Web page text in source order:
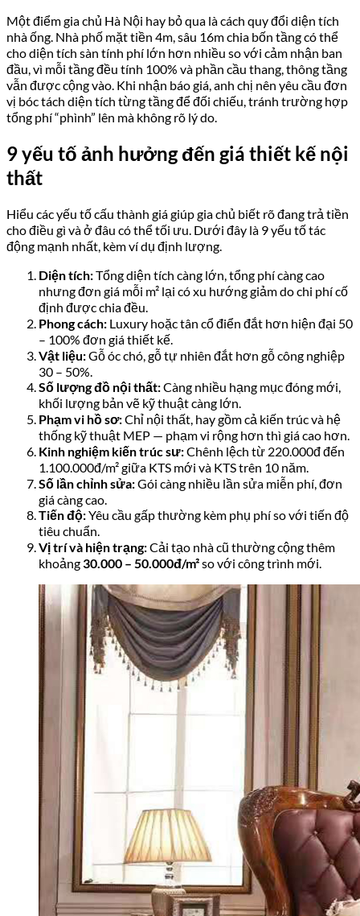
Một điểm gia chủ Hà Nội hay bỏ qua là cách quy đổi diện tích
nhà ống. Nhà phố mặt tiền 4m, sâu 16m chia bốn tầng có thể
cho diện tích sàn tính phí lớn hơn nhiều so với cảm nhận ban
đầu, vì mỗi tầng đều tính 100% và phần cầu thang, thông tầng
vẫn được cộng vào. Khi nhận báo giá, anh chị nên yêu cầu đơn
vị bóc tách diện tích từng tầng để đối chiếu, tránh trường hợp
tổng phí “phình” lên mà không rõ lý do.
9 yếu tố ảnh hưởng đến giá thiết kế nội
thất
Hiểu các yếu tố cấu thành giá giúp gia chủ biết rõ đang trả tiền
cho điều gì và ở đâu có thể tối ưu. Dưới đây là 9 yếu tố tác
động mạnh nhất, kèm ví dụ định lượng.
Diện tích:Tổng diện tích càng lớn, tổng phí càng cao
nhưng đơn giá mỗi m² lại có xu hướng giảm do chi phí cố
định được chia đều.
Phong cách: Luxury hoặc tân cổ điển đắt hơn hiện đại 50
– 100% đơn giá thiết kế.
Vật liệu:Gỗ óc chó, gỗ tự nhiên đắt hơn gỗ công nghiệp
30 – 50%.
Số lượng đồ nội thất:Càng nhiều hạng mục đóng mới,
khối lượng bản vẽ kỹ thuật càng lớn.
Phạm vi hồ sơ:Chỉ nội thất, hay gồm cả kiến trúc và hệ
thống kỹ thuật MEP — phạm vi rộng hơn thì giá cao hơn.
Kinh nghiệm kiến trúc sư:Chênh lệch từ 220.000đ đến
1.100.000đ/m² giữa KTS mới và KTS trên 10 năm.
Số lần chỉnh sửa:Gói càng nhiều lần sửa miễn phí, đơn
giá càng cao.
Tiến độ:Yêu cầu gấp thường kèm phụ phí so với tiến độ
tiêu chuẩn.
Vị trí và hiện trạng:Cải tạo nhà cũ thường cộng thêm
khoảng30.000 – 50.000đ/m²so với công trình mới.